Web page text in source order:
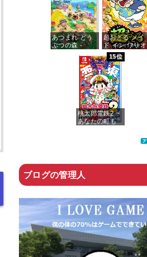
価格：¥7,159
あつまれ どう
ぶつの森 -
価格：¥5,518
超おどる メイ
ド イン ワリオ
-Switch
価格：¥4,073
15位
桃太郎電鉄2 ~
あなたの町も
ブログの管理人